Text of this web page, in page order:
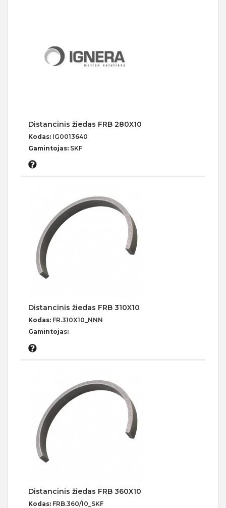
Distancinis žiedas FRB 280X10
Kodas: IG0013640
Gamintojas: SKF
Distancinis žiedas FRB 310X10
Kodas: FR.310X10_NNN
Gamintojas:
Distancinis žiedas FRB 360X10
Kodas: FRB.360/10_SKF